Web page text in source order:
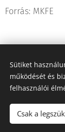
Forrás: MKFE
Sütiket
működését és
felhasználói
Csak a